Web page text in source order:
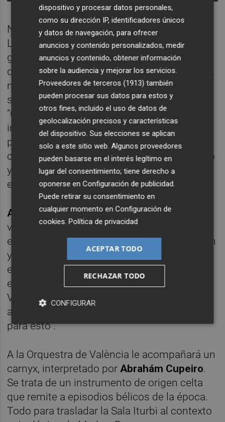
No solo harán se expanden espacialmente.
La partitura de Sánchez-Verdú también
genera, con los instrumentos de los que
dispone la formación del Palau de la Música,
nuevas texturas que acercarán su sonido al
sonido del aulós o de la flauta de pan.
“Componer significa construir un
instrumento”, hacía el compositor suyas las
palabras deHelmut lacHenmann. “Entiendo
cada obra como un espacio de pensamiento
y como una reflexión sobre el propio
espacio”, añadía.
Alexander Liebreichdirigirá a la OV en este
viaje. Y aunque admite que se trata de un
encargo complejo, dirección de la institución
y de la formación empujan por darle un
espacio al repertorio contemporáneo. “Me
encanta el enfoque humanista de Sánchez-
Verdú”, declaraba ayer el maestro, que
aseguraba que “la Orquestra está preparada
para esto”.
A la Orquestra de València le acompañará un
carnyx, interpretado porAbrahám Cupeiro.
Se trata de un instrumento de origen celta
que remite a episodios bélicos de la época.
Todo para trasladar la Sala Iturbi al contexto
dispositivo y procesar datos personales,
como su dirección IP, identificadores únicos
y datos de navegación, para ofrecer
anuncios y contenido personalizados, medir
anuncios y contenido, obtener información
sobre la audiencia y mejorar los servicios.
Proveedores de terceros (1913) también
pueden procesar sus datos para estos y
otros fines, incluido el uso de datos de
geolocalización precisos y características
del dispositivo. Sus elecciones se aplican
solo a este sitio web. Algunos proveedores
pueden basarse en el interés legítimo en
lugar del consentimiento; tiene derecho a
oponerse enConfiguración de publicidad
Puede retirar su consentimiento en
cualquier momento enConfiguración de
cookies .Política de privacidad
ACEPTAR TODO
RECHAZAR TODO
CONFIGURAR